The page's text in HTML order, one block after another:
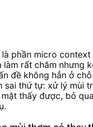
phần micro
làm rất chăm nhưng
đề không hẳn ở
sai thứ tự: xử lý mùi
thấy được, bỏ